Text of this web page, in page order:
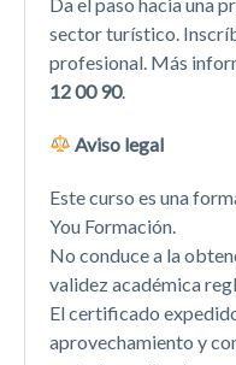
sector turístico.
profesional. Más
12 00 90.
Aviso legal
Este curso es una
You Formación.
No conduce a la
validez académica
El certificado
aprovechamiento y